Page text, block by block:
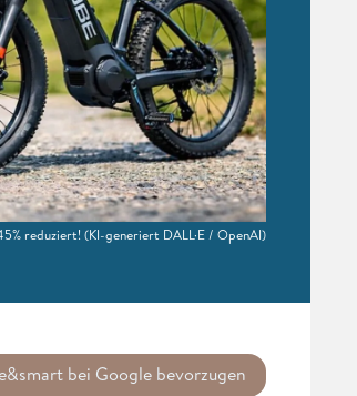
reduziert!(KI-generiert DALL·E / OpenAI)
bei Google bevorzugen